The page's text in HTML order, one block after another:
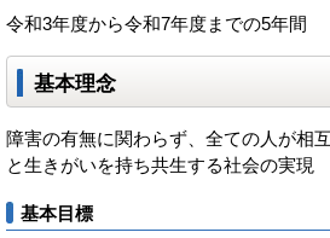
令和3年度から令和7年度までの5年間
基本理念
障害の有無に関わらず、全ての人が相
と生きがいを持ち共生する社会の実現
基本目標